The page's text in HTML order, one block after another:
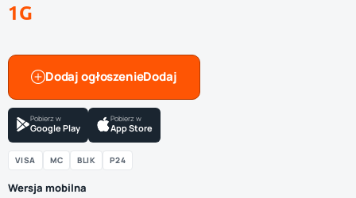
1G
Dodaj ogłoszenie
Pobierz w
Google Play
Pobierz w
App Store
VISA MC BLIK P24
Wersja mobilna